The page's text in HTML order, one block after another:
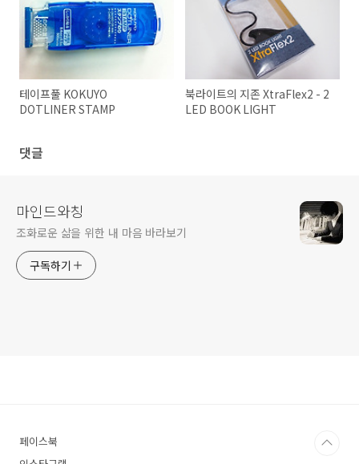
테이프풀 KOKUYO
DOTLINER STAMP
북라이트의 지존 XtraFlex2 - 2
LED BOOK LIGHT
댓글
마인드와칭
조화로운 삶을 위한 내 마음 바라보기
구독하기
페이스북